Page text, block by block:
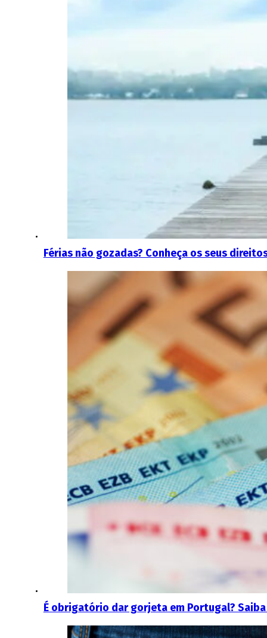
Férias não gozadas? Conheça os seus
É obrigatório dar gorjeta em Portugal?